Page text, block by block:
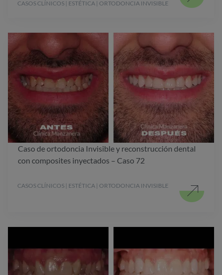
CASOS CLÍNICOS | ESTÉTICA | ORTODONCIA INVISIBLE
Caso de ortodoncia Invisible y reconstrucción dental
con composites inyectados – Caso 72
CASOS CLÍNICOS | ESTÉTICA | ORTODONCIA INVISIBLE